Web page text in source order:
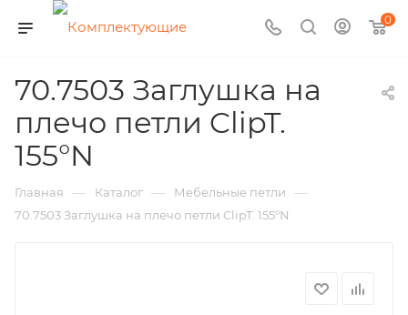
0
70.7503 Заглушка на
плечо петли ClipT.
155°N
Главная — Каталог — Мебельные петли —
70.7503 Заглушка на плечо петли ClipT. 155°N